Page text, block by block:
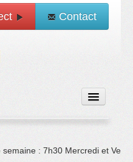
Contact
: 7h30 Mercredi et